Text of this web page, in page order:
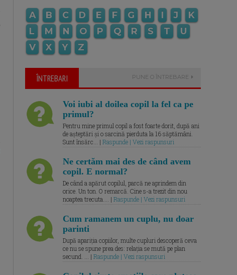
A B C D E F G H I J
K
L
M N O P Q R S T
U
V
X Y Z
ÎNTREBARI PUNE O ÎNTREBARE
Voi iubi al doilea copil la fel ca pe
primul?
Pentru mine primul copil a fost foarte dorit, după ani
de așteptări și o sarcină pierduta la 16 săptămâni.
Sunt însărc... | Raspunde | Vezi raspunsuri
Ne certăm mai des de când avem
copil. E normal?
De când a apărut copilul, parcă ne aprindem din
orice. Un ton. O remarcă. Cine s-a trezit din nou
noaptea trecuta.... | Raspunde | Vezi raspunsuri
Cum ramanem un cuplu, nu doar
parinti
După apariția copiilor, multe cupluri descoperă ceva
ce nu se spune prea des: relația se mută pe plan
secund. ... | Raspunde | Vezi raspunsuri